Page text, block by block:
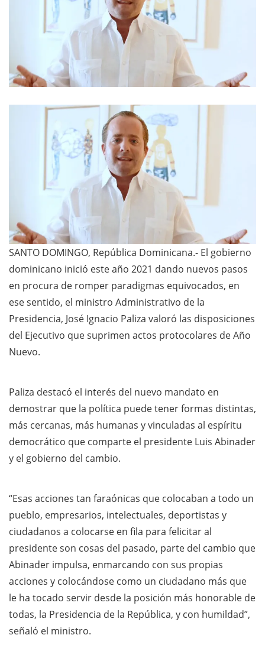
SANTO DOMINGO, República Dominicana.- El gobierno
dominicano inició este año 2021 dando nuevos pasos
en procura de romper paradigmas equivocados, en
ese sentido, el ministro Administrativo de la
Presidencia, José Ignacio Paliza valoró las disposiciones
del Ejecutivo que suprimen actos protocolares de Año
Nuevo.
Paliza destacó el interés del nuevo mandato en
demostrar que la política puede tener formas distintas,
más cercanas, más humanas y vinculadas al espíritu
democrático que comparte el presidente Luis Abinader
y el gobierno del cambio.
“Esas acciones tan faraónicas que colocaban a todo un
pueblo, empresarios, intelectuales, deportistas y
ciudadanos a colocarse en fila para felicitar al
presidente son cosas del pasado, parte del cambio que
Abinader impulsa, enmarcando con sus propias
acciones y colocándose como un ciudadano más que
le ha tocado servir desde la posición más honorable de
todas, la Presidencia de la República, y con humildad”,
señaló el ministro.